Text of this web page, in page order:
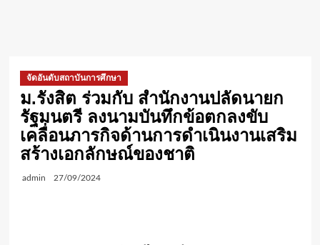
จัดอันดับสถาบันการศึกษา
ม.รังสิต ร่วมกับ สำนักงานปลัดนายก
รัฐมนตรี ลงนามบันทึกข้อตกลงขับ
เคลื่อนภารกิจด้านการดำเนินงานเสริม
สร้างเอกลักษณ์ของชาติ
admin 27/09/2024